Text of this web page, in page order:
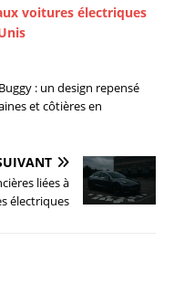
voitures électriques
: un design repensé
et côtières en
liées à
électriques